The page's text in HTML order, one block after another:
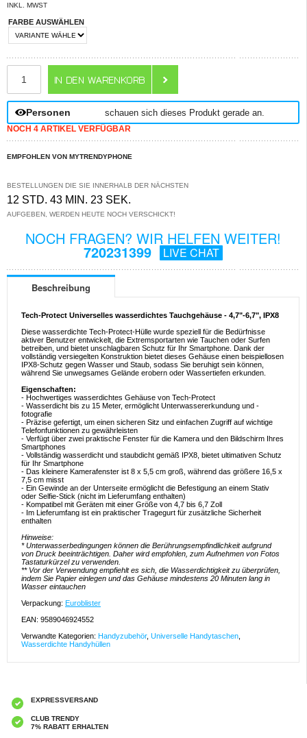
INKL. MWST
FARBE AUSWÄHLEN
Personen schauen sich dieses Produkt gerade an.
NOCH 4 ARTIKEL VERFÜGBAR
EMPFOHLEN VON MYTRENDYPHONE
BESTELLUNGEN DIE SIE INNERHALB DER NÄCHSTEN
12 STD. 43 MIN. 23 SEK.
AUFGEBEN, WERDEN HEUTE NOCH VERSCHICKT!
NOCH FRAGEN? WIR HELFEN WEITER!
720231399 LIVE CHAT
Beschreibung
Tech-Protect Universelles wasserdichtes Tauchgehäuse - 4,7"-6,7", IPX8
Diese wasserdichte Tech-Protect-Hülle wurde speziell für die Bedürfnisse
aktiver Benutzer entwickelt, die Extremsportarten wie Tauchen oder Surfen
betreiben, und bietet unschlagbaren Schutz für Ihr Smartphone. Dank der
vollständig versiegelten Konstruktion bietet dieses Gehäuse einen beispiellosen
IPX8-Schutz gegen Wasser und Staub, sodass Sie beruhigt sein können,
während Sie unwegsames Gelände erobern oder Wassertiefen erkunden.
Eigenschaften:
- Hochwertiges wasserdichtes Gehäuse von Tech-Protect
- Wasserdicht bis zu 15 Meter, ermöglicht Unterwassererkundung und -
fotografie
- Präzise gefertigt, um einen sicheren Sitz und einfachen Zugriff auf wichtige
Telefonfunktionen zu gewährleisten
- Verfügt über zwei praktische Fenster für die Kamera und den Bildschirm Ihres
Smartphones
- Vollständig wasserdicht und staubdicht gemäß IPX8, bietet ultimativen Schutz
für Ihr Smartphone
- Das kleinere Kamerafenster ist 8 x 5,5 cm groß, während das größere 16,5 x
7,5 cm misst
- Ein Gewinde an der Unterseite ermöglicht die Befestigung an einem Stativ
oder Selfie-Stick (nicht im Lieferumfang enthalten)
- Kompatibel mit Geräten mit einer Größe von 4,7 bis 6,7 Zoll
- Im Lieferumfang ist ein praktischer Tragegurt für zusätzliche Sicherheit
enthalten
Hinweise:
* Unterwasserbedingungen können die Berührungsempfindlichkeit aufgrund
von Druck beeinträchtigen. Daher wird empfohlen, zum Aufnehmen von Fotos
Tastaturkürzel zu verwenden.
** Vor der Verwendung empfiehlt es sich, die Wasserdichtigkeit zu überprüfen,
indem Sie Papier einlegen und das Gehäuse mindestens 20 Minuten lang in
Wasser eintauchen
Verpackung: Euroblister
EAN: 9589046924552
Verwandte Kategorien: Handyzubehör, Universelle Handytaschen
Wasserdichte Handyhüllen
EXPRESSVERSAND
CLUB TRENDY
7% RABATT ERHALTEN